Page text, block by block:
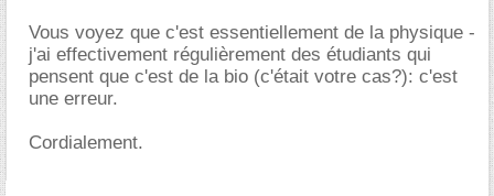
Vous voyez que c'est essentiellement de la physique -
j'ai effectivement régulièrement des étudiants qui
pensent que c'est de la bio (c'était votre cas?): c'est
une erreur.
Cordialement.